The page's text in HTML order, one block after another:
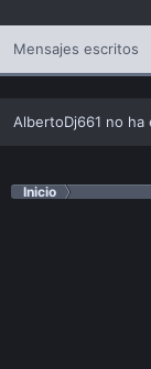
Mensajes escritos
AlbertoDj661 no
Inicio